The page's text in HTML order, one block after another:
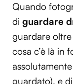
Quando
di guardare
guardare
cosa c’è là in
guardato), e